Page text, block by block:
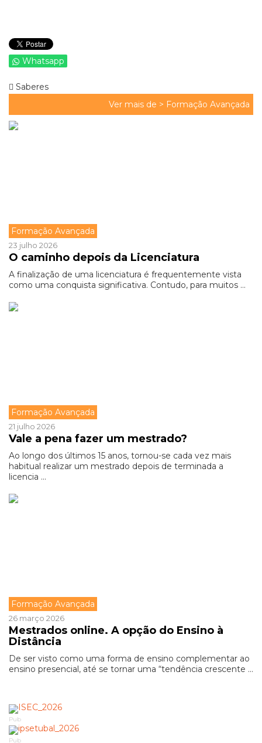
Whatsapp
Saberes
Ver mais de > Formação Avançada
Formação Avançada
23 julho 2026
O caminho depois da Licenciatura
A finalização de uma licenciatura é frequentemente vista
como uma conquista significativa. Contudo, para muitos ...
Formação Avançada
21 julho 2026
Vale a pena fazer um mestrado?
Ao longo dos últimos 15 anos, tornou-se cada vez mais
habitual realizar um mestrado depois de terminada a
licencia ...
Formação Avançada
26 março 2026
Mestrados online. A opção do Ensino à
Distância
De ser visto como uma forma de ensino complementar ao
ensino presencial, até se tornar uma “tendência crescente ...
Pub
Pub